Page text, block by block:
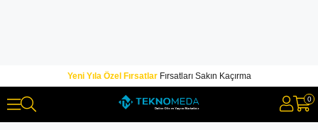
Yeni Yıla Özel FırsatlarFırsatları Sakın Kaçırma
0